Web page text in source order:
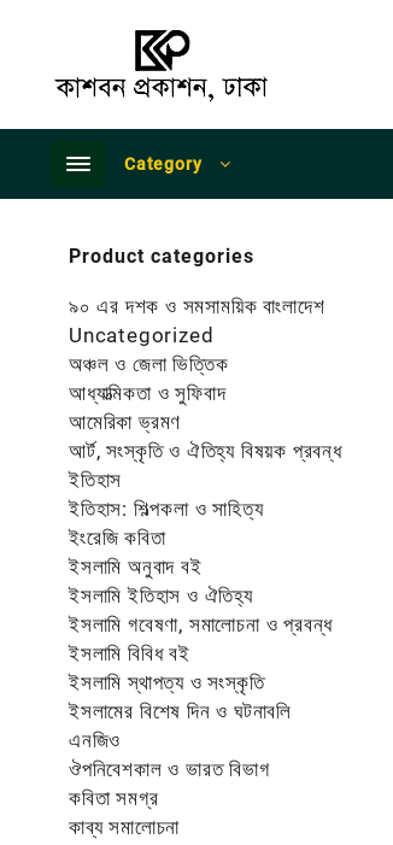
Category
Product categories
৯০ এর দশক ও সমসাময়িক বাংলাদেশ
Uncategorized
অঞ্চল ও জেলা ভিত্তিক
আধ্যাত্মিকতা ও সুফিবাদ
আমেরিকা ভ্রমণ
আর্ট, সংস্কৃতি ও ঐতিহ্য বিষয়ক প্রবন্ধ
ইতিহাস
ইতিহাস: শিল্পকলা ও সাহিত্য
ইংরেজি কবিতা
ইসলামি অনুবাদ বই
ইসলামি ইতিহাস ও ঐতিহ্য
ইসলামি গবেষণা, সমালোচনা ও প্রবন্ধ
ইসলামি বিবিধ বই
ইসলামি স্থাপত্য ও সংস্কৃতি
ইসলামের বিশেষ দিন ও ঘটনাবলি
এনজিও
ঔপনিবেশকাল ও ভারত বিভাগ
কবিতা সমগ্র
কাব্য সমালোচনা